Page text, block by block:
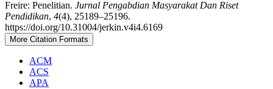
Freire: Penelitian. Jurnal Pengabdian Masyarakat Dan Riset
Pendidikan, 4(4), 25189–25196.
https://doi.org/10.31004/jerkin.v4i4.6169
More Citation Formats
ACM
ACS
APA